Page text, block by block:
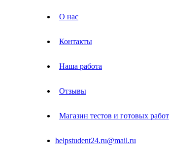
О нас
Контакты
Наша работа
Отзывы
Магазин тестов и готовых работ
helpstudent24.ru@mail.ru